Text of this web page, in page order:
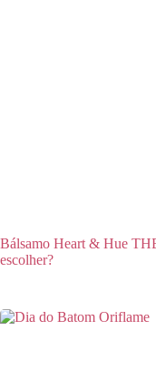
Bálsamo Heart & Hue
escolher?